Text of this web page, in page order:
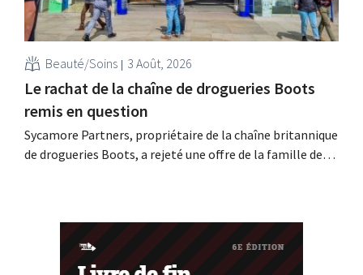
Beauté/Soins 3 Août, 2026
Le rachat de la chaîne de drogueries Boots
remis en question
Sycamore Partners, propriétaire de la chaîne britannique
de drogueries Boots, a rejeté une offre de la famille de